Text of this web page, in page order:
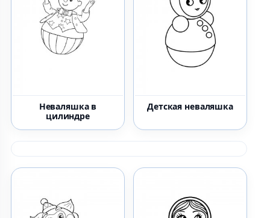
Неваляшка в
цилиндре
Детская неваляшка